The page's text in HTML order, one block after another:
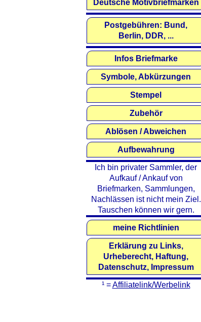
Deutsche Motivbriefmarken
Postgebühren: Bund,
Berlin, DDR, ...
Infos Briefmarke
Symbole, Abkürzungen
Stempel
Zubehör
Ablösen / Abweichen
Aufbewahrung
Ich bin privater Sammler, der
Aufkauf / Ankauf von
Briefmarken, Sammlungen,
Nachlässen ist nicht mein Ziel.
Tauschen können wir gern.
meine Richtlinien
Erklärung zu Links,
Urheberecht, Haftung,
Datenschutz, Impressum
¹ =Affiliatelink/Werbelink